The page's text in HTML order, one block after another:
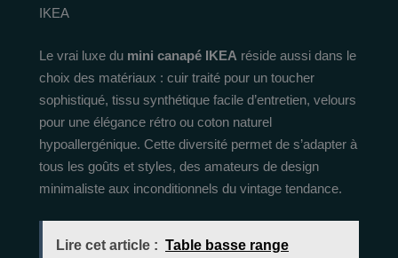
IKEA
Le vrai luxe du mini canapé IKEA réside aussi dans le
choix des matériaux : cuir traité pour un toucher
sophistiqué, tissu synthétique facile d’entretien, velours
pour une élégance rétro ou coton naturel
hypoallergénique. Cette diversité permet de s’adapter à
tous les goûts et styles, des amateurs de design
minimaliste aux inconditionnels du vintage tendance.
Lire cet article : Table basse range